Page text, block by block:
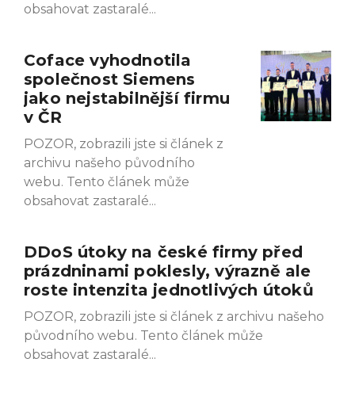
obsahovat zastaralé
Coface vyhodnotila
společnost Siemens
jako nejstabilnější firmu
v ČR
POZOR, zobrazili jste si článek z
archivu našeho původního
webu. Tento článek může
obsahovat zastaralé
DDoS útoky na české firmy před
prázdninami poklesly, výrazně ale
roste intenzita jednotlivých útoků
POZOR, zobrazili jste si článek z archivu našeho
původního webu. Tento článek může
obsahovat zastaralé